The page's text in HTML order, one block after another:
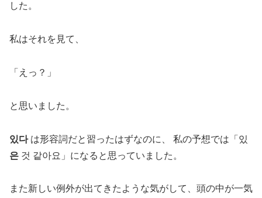
した。
私はそれを見て、
「えっ？」
と思いました。
있다は形容詞だと習ったはずなのに、 私の予想では「있
은 것 같아요」になると思っていました。
また新しい例外が出てきたような気がして、頭の中が一気